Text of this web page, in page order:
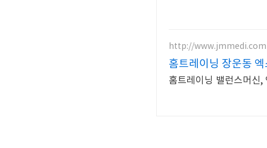
http://www.jmmedi.com
홈트레이닝 장운동
홈트레이닝 밸